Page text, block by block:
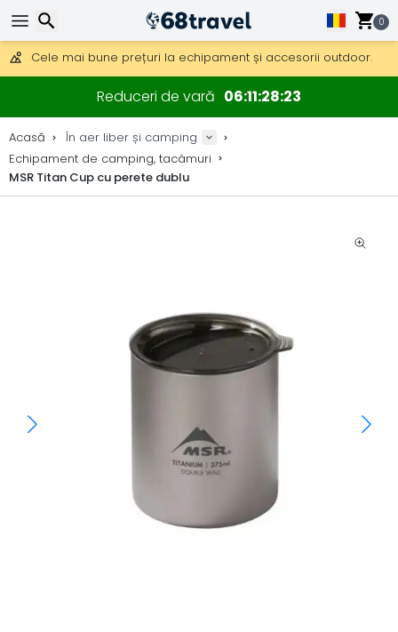
0
DHL Express peste noapte, de asemenea, disponibil.
30 zile pentru retur, 90 zile pentru hărți din lemn și decorațiuni.
Cele mai bune prețuri la echipament și accesorii outdoor.
Reduceri de vară 06 11 28 22
Acasă
În aer liber și camping
Echipament de camping, tacâmuri
MSR Titan Cup cu perete dublu
Căutare
Căutare